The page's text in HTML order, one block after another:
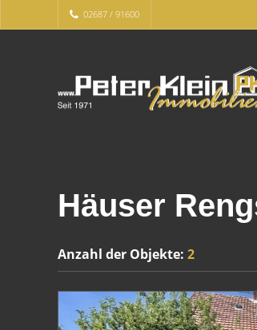
02687 / 91600
Häuser
Anzahl der Objekte: 2